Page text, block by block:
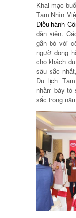
Khai mạc
Tầm Nhìn
Điều hành
dẫn viên.
gắn bó với
người đồng
cho khách
sâu sắc
Du lịch
nhằm bày tỏ
sắc trong